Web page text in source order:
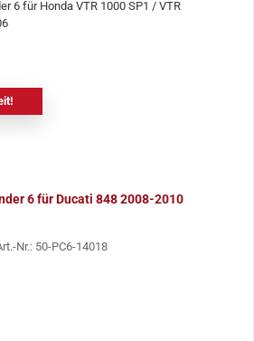
6 für Ducati 848 2008-2010
Nr.: 50-PC6-14018